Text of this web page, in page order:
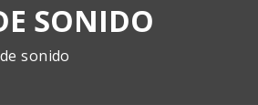
SONIDO
sonido